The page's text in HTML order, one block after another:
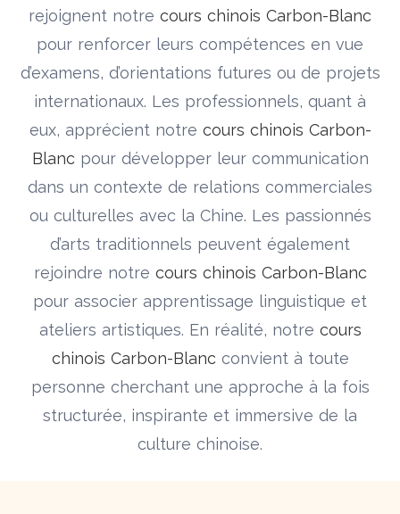
rejoignent notre cours chinois Carbon-Blanc
pour renforcer leurs compétences en vue
d’examens, d’orientations futures ou de projets
internationaux. Les professionnels, quant à
eux, apprécient notre cours chinois Carbon-
Blancpour développer leur communication
dans un contexte de relations commerciales
ou culturelles avec la Chine. Les passionnés
d’arts traditionnels peuvent également
rejoindre notre cours chinois Carbon-Blanc
pour associer apprentissage linguistique et
ateliers artistiques. En réalité, notre cours
chinois Carbon-Blancconvient à toute
personne cherchant une approche à la fois
structurée, inspirante et immersive de la
culture chinoise.